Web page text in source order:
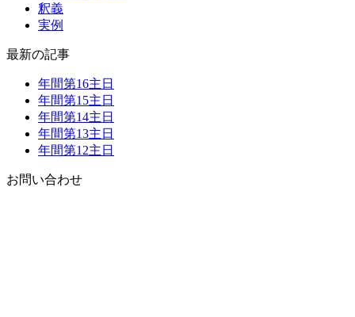
釈義
実例
最新の記事
年間第16主日
年間第15主日
年間第14主日
年間第13主日
年間第12主日
お問い合わせ